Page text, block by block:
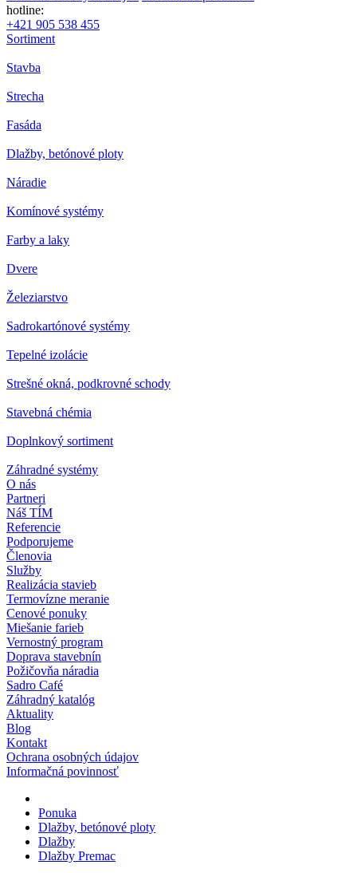
hotline:
+421 905 538 455
Sortiment
Stavba
Strecha
Fasáda
Dlažby, betónové ploty
Náradie
Komínové systémy
Farby a laky
Dvere
Železiarstvo
Sadrokartónové systémy
Tepelné izolácie
Strešné okná, podkrovné schody
Stavebná chémia
Doplnkový sortiment
Záhradné systémy
O nás
Partneri
Náš TÍM
Referencie
Podporujeme
Členovia
Služby
Realizácia stavieb
Termovízne meranie
Cenové ponuky
Miešanie farieb
Vernostný program
Doprava stavebnín
Požičovňa náradia
Sadro Café
Záhradný katalóg
Aktuality
Blog
Kontakt
Ochrana osobných údajov
Informačná povinnosť
Ponuka
Dlažby, betónové ploty
Dlažby
Dlažby Premac